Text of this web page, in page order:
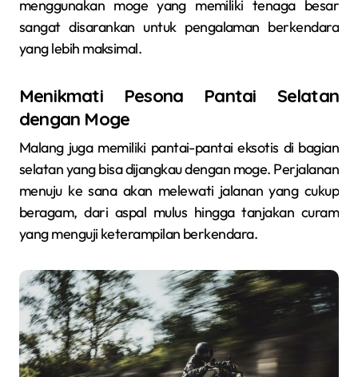
menggunakan moge yang memiliki tenaga besar
sangat disarankan untuk pengalaman berkendara
yang lebih maksimal.
Menikmati Pesona Pantai Selatan
dengan Moge
Malang juga memiliki pantai-pantai eksotis di bagian
selatan yang bisa dijangkau dengan moge. Perjalanan
menuju ke sana akan melewati jalanan yang cukup
beragam, dari aspal mulus hingga tanjakan curam
yang menguji keterampilan berkendara.